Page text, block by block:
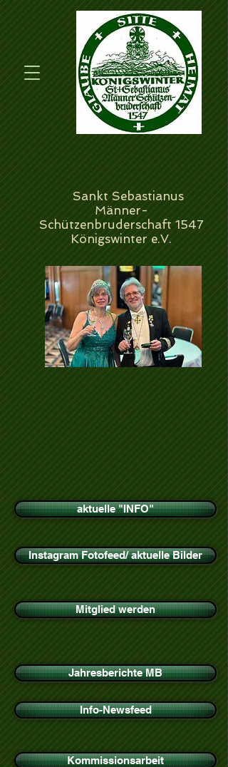
Sankt Sebastianus
Männer-
Schützenbruderschaft 1547
Königswinter e.V.
aktuelle "INFO"
Instagram Fotofeed/ aktuelle Bilder
Mitglied werden
Jahresberichte MB
Info-Newsfeed
Kommissionsarbeit